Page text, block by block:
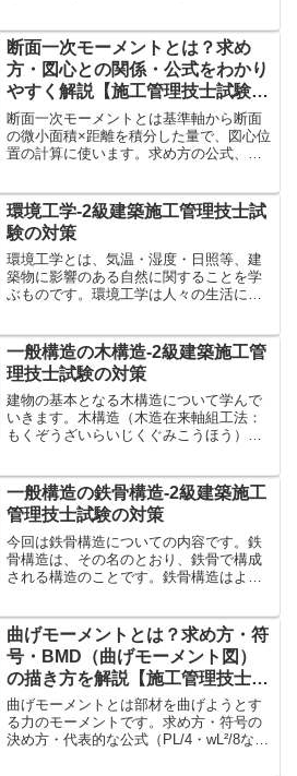
等しく、温度変化に対して一体性を確保
できるため、鉄筋コンク...
断面一次モーメントとは？求め
方・図心との関係・公式をわかり
やすく解説【施工管理技士試験対
策】
断面一次モーメントとは基準軸から断面
の微小面積×距離を積分した量で、図心位
置の計算に使います。求め方の公式、複
て解説。
環境工学-2級建築施工管理技士試
験の対策
環境工学とは、気温・湿度・日照等、建
築物に影響のある自然に関することを学
ぶものです。環境工学は人々の生活に密
技士試験の対策環境と言っても、気温、
湿度、日照、熱、換気、...
一般構造の木構造-2級建築施工管
理技士試験の対策
建物の基本となる木構造について学んで
いきます。木構造（木造在来軸組工法：
もくぞうざいらいじくぐみこうほう）と
梁（はり）の上に大引（おおびき）や根
太（ねだ）を架けて構成さ...
一般構造の鉄骨構造-2級建築施工
管理技士試験の対策
今回は鉄骨構造についての内容です。鉄
骨構造は、その名のとおり、鉄骨で構成
される構造のことです。鉄骨構造はよく
ます。鉄骨構造は、鉄筋コンクリート構
造と比べると、次のような特...
曲げモーメントとは？求め方・符
号・BMD（曲げモーメント図）
の描き方を解説【施工管理技士試
験対策】
曲げモーメントとは部材を曲げようとす
る力のモーメントです。求め方・符号の
決め方・代表的な公式（PL/4・wL²/8な